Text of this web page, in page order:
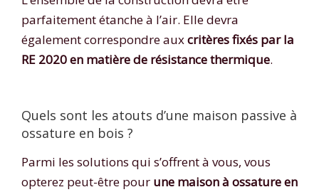
parfaitement étanche à l’air. Elle devra
également correspondre auxcritères fixés par la
RE 2020 en matière de résistance thermique.
Quels sont les atouts d’une maison passive à
ossature en bois ?
Parmi les solutions qui s’offrent à vous, vous
opterez peut-être pour une maison à ossature en